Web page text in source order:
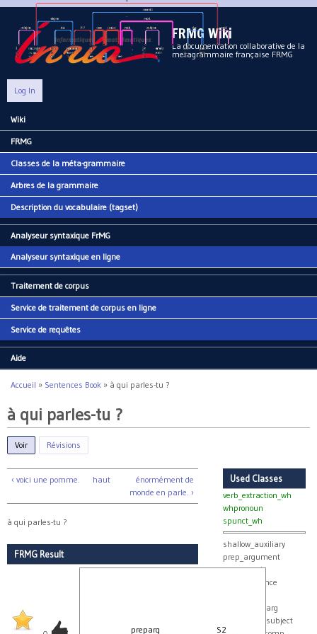
Aller au contenu principal
FRMG Wiki
La documentation collaborative de la
metagrammaire française FRMG
Log In
Main menu
Wiki
FRMG
Classes de la méta-grammaire
Arbres de la grammaire
Description du vocabulaire (tagset)
Analyseur syntaxique FrMG
Analyseur syntaxique en ligne
Traitement de corpus
Service de traitement de corpus en ligne
Service de requêtes
Aide
Vous êtes ici
Accueil » Sentences Book » à qui parles-tu ?
à qui parles-tu ?
Voir (onglet actif)
Révisions
‹ voici une pomme. haut
énormément de
monde en parle. ›
à qui parles-tu ?
FRMG Result
S2
preparg
Used Classes
verb_extraction_wh
whpronoun
spunct_wh
shallow_auxiliary
prep_argument
agreement
clitic_sequence
collect_real_arg
collect_real_subject